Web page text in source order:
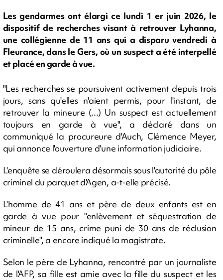
Les gendarmes ont élargi ce lundi 1 er juin 2026, le
dispositif de recherches visant à retrouver Lyhanna,
une collégienne de 11 ans qui a disparu vendredi à
Fleurance, dans le Gers, où un suspect a été interpellé
et placé en garde à vue.
"Les recherches se poursuivent activement depuis trois
jours, sans qu'elles n'aient permis, pour l'instant, de
retrouver la mineure (...) Un suspect est actuellement
toujours en garde à vue", a déclaré dans un
communiqué la procureure d'Auch, Clémence Meyer,
qui annonce l'ouverture d'une information judiciaire.
L'enquête se déroulera désormais sous l'autorité du pôle
criminel du parquet d'Agen, a-t-elle précisé.
L'homme de 41 ans et père de deux enfants est en
garde à vue pour "enlèvement et séquestration de
mineur de 15 ans, crime puni de 30 ans de réclusion
criminelle", a encore indiqué la magistrate.
Selon le père de Lyhanna, rencontré par un journaliste
de l'AFP, sa fille est amie avec la fille du suspect et les